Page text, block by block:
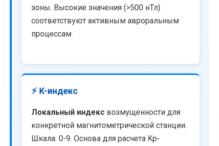
зоны. Высокие значения (>500 нТл)
соответствуют активным авроральным
процессам.
⚡ K-индекс
Локальный индекс возмущенности для
конкретной магнитометрической станции.
Шкала: 0-9. Основа для расчета Kp-